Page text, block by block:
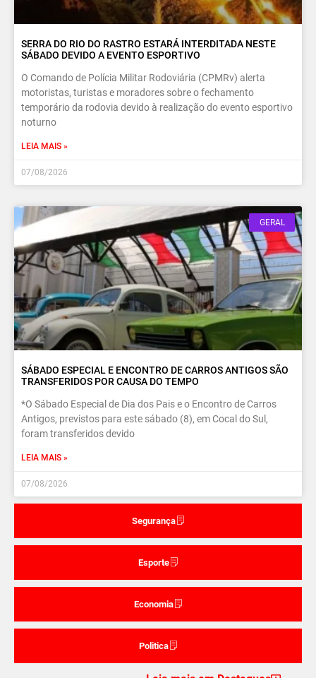
Segurança
Esporte
Economia
Politica
SERRA DO RIO DO RASTRO ESTARÁ INTERDITADA NESTE
SÁBADO DEVIDO A EVENTO ESPORTIVO
O Comando de Polícia Militar Rodoviária (CPMRv) alerta
motoristas, turistas e moradores sobre o fechamento
temporário da rodovia devido à realização do evento esportivo
noturno
LEIA MAIS »
07/08/2026
GERAL
SÁBADO ESPECIAL E ENCONTRO DE CARROS ANTIGOS SÃO
TRANSFERIDOS POR CAUSA DO TEMPO
*O Sábado Especial de Dia dos Pais e o Encontro de Carros
Antigos, previstos para este sábado (8), em Cocal do Sul,
foram transferidos devido
LEIA MAIS »
07/08/2026